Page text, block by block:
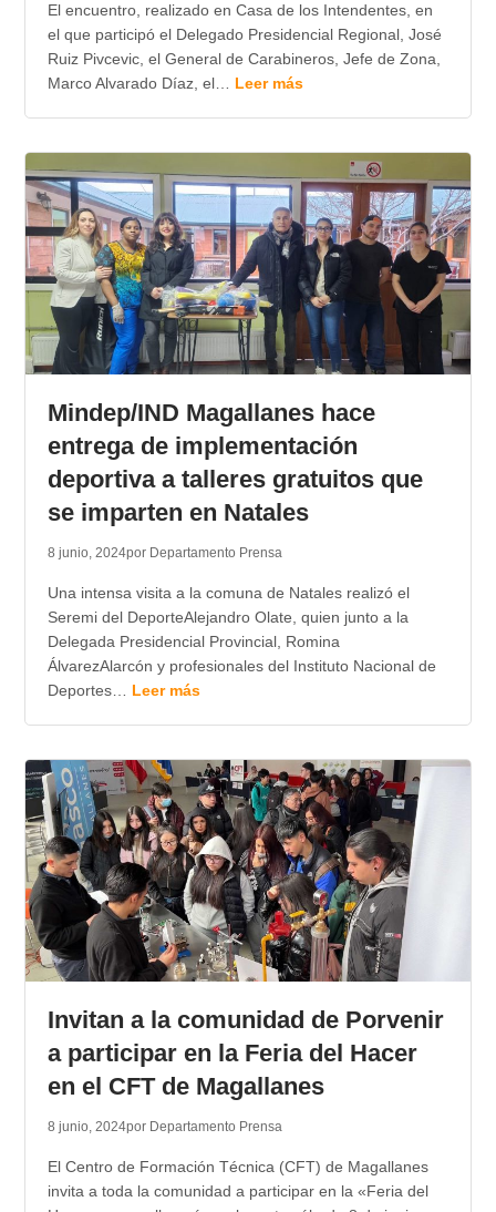
El encuentro, realizado en Casa de los Intendentes, en
el que participó el Delegado Presidencial Regional, José
Ruiz Pivcevic, el General de Carabineros, Jefe de Zona,
Marco Alvarado Díaz, el… Leer más
Mindep/IND Magallanes hace
entrega de implementación
deportiva a talleres gratuitos que
se imparten en Natales
8 junio, 2024por Departamento Prensa
Una intensa visita a la comuna de Natales realizó el
Seremi del DeporteAlejandro Olate, quien junto a la
Delegada Presidencial Provincial, Romina
ÁlvarezAlarcón y profesionales del Instituto Nacional de
Deportes… Leer más
Invitan a la comunidad de Porvenir
a participar en la Feria del Hacer
en el CFT de Magallanes
8 junio, 2024por Departamento Prensa
El Centro de Formación Técnica (CFT) de Magallanes
invita a toda la comunidad a participar en la «Feria del